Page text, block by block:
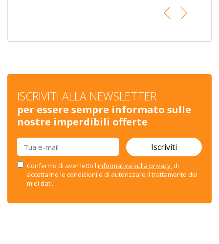
Previous
Next
ISCRIVITI ALLA NEWSLETTER
per essere sempre informato sulle
nostre imperdibili offerte
Iscriviti
Confermo di aver letto l'informativa sulla privacy, di
accettarne le condizioni e di autorizzare il trattamento dei
miei dati.